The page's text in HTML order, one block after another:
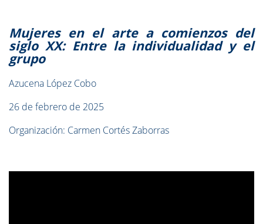
Mujeres en el arte a comienzos del
siglo XX: Entre la individualidad y el
grupo
Azucena López Cobo
26 de febrero de 2025
Organización: Carmen Cortés Zaborras